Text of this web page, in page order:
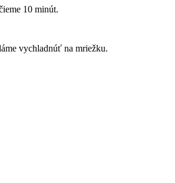
10 minút.
vychladnúť na mriežku.